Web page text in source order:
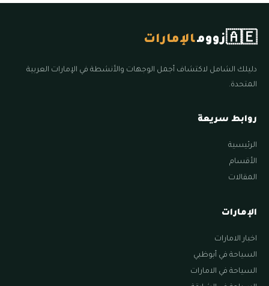
🇦🇪زوومالإمارات
دليلك الشامل لاكتشاف أجمل الوجهات والأنشطة في الإمارات العربية
المتحدة.
روابط سريعة
الرئيسية
الأقسام
المقالات
الإمارات
اخبار الامارات
السياحة في أبوظبي
السياحة في الامارات